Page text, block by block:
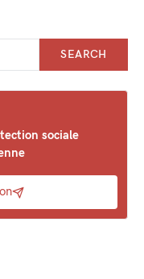
SEARCH
sociale